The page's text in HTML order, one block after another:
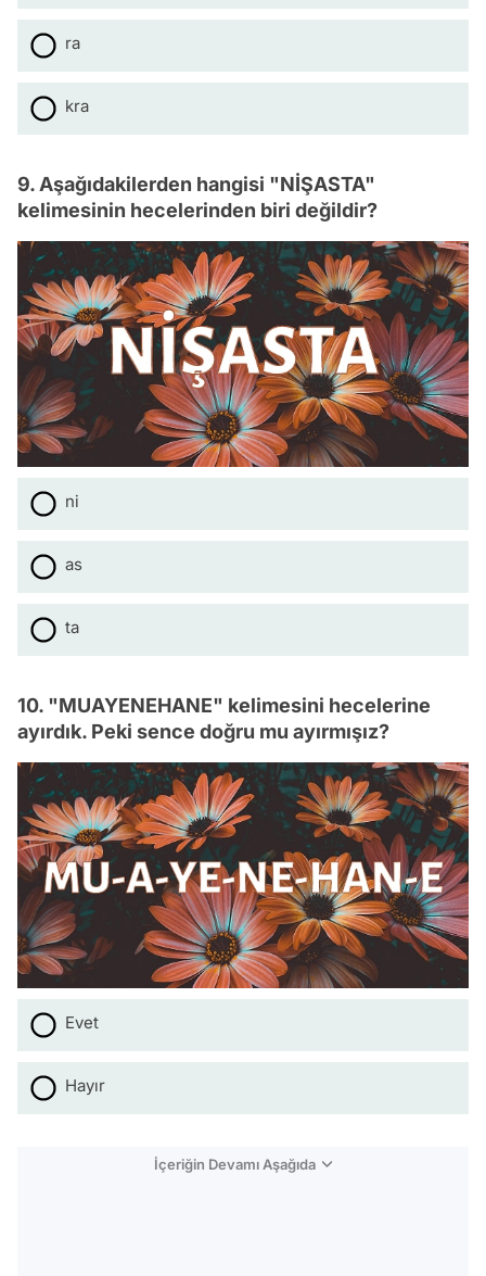
ra
kra
9. Aşağıdakilerden hangisi "NİŞASTA"
kelimesinin hecelerinden biri değildir?
ni
as
ta
10. "MUAYENEHANE" kelimesini hecelerine
ayırdık. Peki sence doğru mu ayırmışız?
Evet
Hayır
İçeriğin Devamı Aşağıda